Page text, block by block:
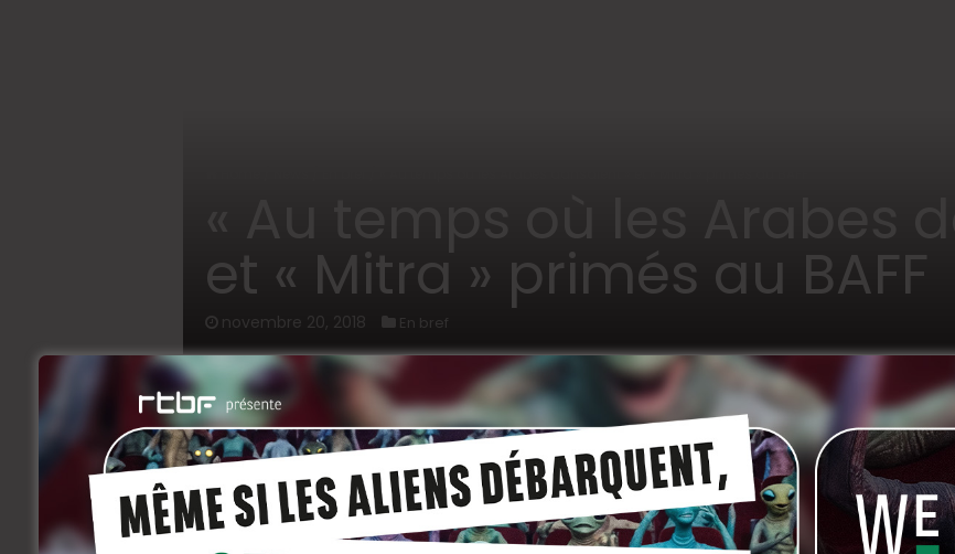
et « Mitra » primés au BAFF
novembre 20, 2018 En bref
Deux films belges ont été primés ce week-end au BAFF (Brussels Art Film Festival),
Au
temps où les Arabes dansaientde Jawad Rhalib etMitrade Jorge Leon. Il faut dire que
les deux films livrent des réflexions approfondies sur l’art l’un comme expression
d’une culture en péril, l’autre comme outil de médiation d’une souffrance aussi
intime que politique.
Au temps où les Arabes dansaientde Jawad Rhalib a reçu le Prix du Film sur l’Art, remis par le
Jury International, « parce qu’il est plus complexe qu’il n’y paraît et permet, avec joie et